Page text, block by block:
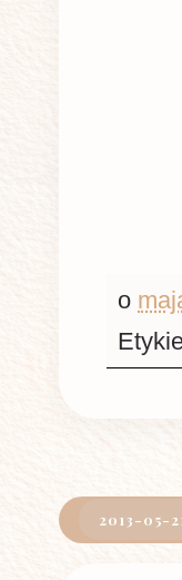
o
2013-05-